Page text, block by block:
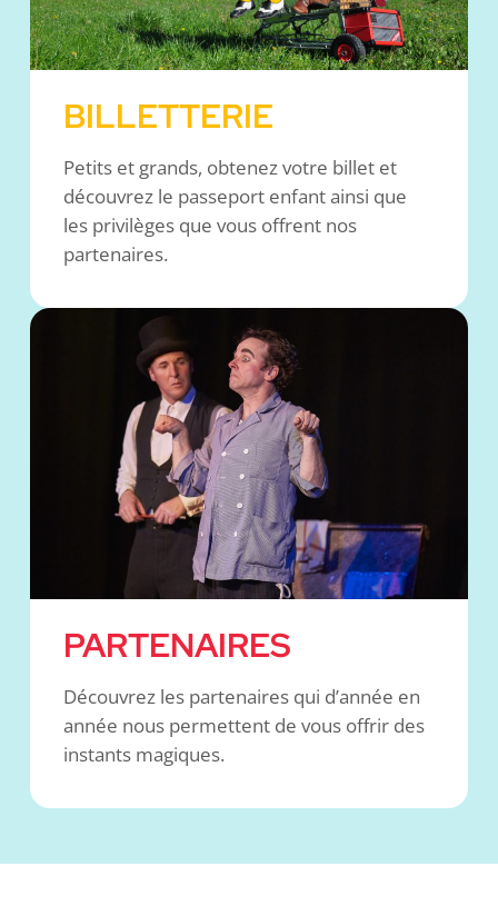
BILLETTERIE
Petits et grands, obtenez votre billet et
découvrez le passeport enfant ainsi que
les privilèges que vous offrent nos
partenaires.
PARTENAIRES
Découvrez les partenaires qui d’année en
année nous permettent de vous offrir des
instants magiques.